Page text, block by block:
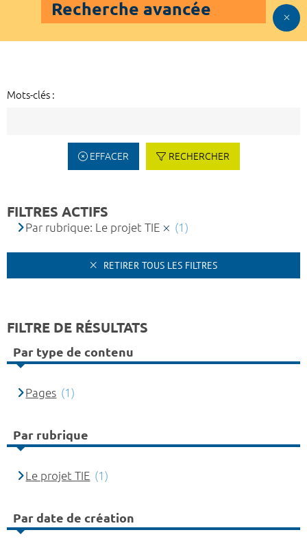
Recherche avancée
Mots-clés :
EFFACER RECHERCHER
FILTRES ACTIFS
Par rubrique: Le projet TIE (1)
RETIRER TOUS LES FILTRES
FILTRE DE RÉSULTATS
Par type de contenu
Pages (1)
Par rubrique
Le projet TIE (1)
Par date de création